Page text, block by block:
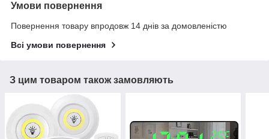
Умови повернення
Повернення товару впродовж 14 днів за домовленістю
Всі умови повернення
З цим товаром також замовляють